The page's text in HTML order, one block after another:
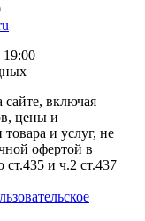
19:00
включая
цены и
товара и услуг, не
офертой в
ст.435 и ч.2 ст.437